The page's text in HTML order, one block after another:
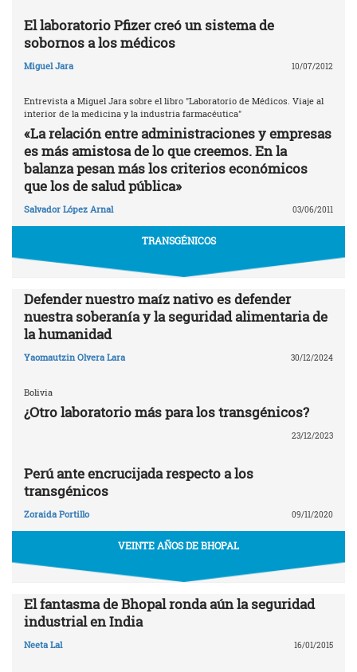
El laboratorio Pfizer creó un sistema de
sobornos a los médicos
Miguel Jara 10/07/2012
Entrevista a Miguel Jara sobre el libro "Laboratorio de Médicos. Viaje al
interior de la medicina y la industria farmacéutica"
«La relación entre administraciones y empresas
es más amistosa de lo que creemos. En la
balanza pesan más los criterios económicos
que los de salud pública»
Salvador López Arnal 03/06/2011
TRANSGÉNICOS
Defender nuestro maíz nativo es defender
nuestra soberanía y la seguridad alimentaria de
la humanidad
Yaomautzin Olvera Lara 30/12/2024
Bolivia
¿Otro laboratorio más para los transgénicos?
23/12/2023
Perú ante encrucijada respecto a los
transgénicos
Zoraida Portillo 09/11/2020
VEINTE AÑOS DE BHOPAL
El fantasma de Bhopal ronda aún la seguridad
industrial en India
Neeta Lal 16/01/2015